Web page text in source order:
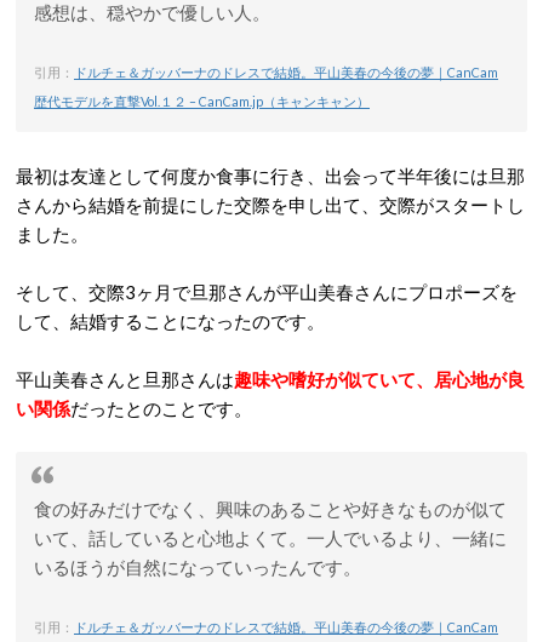
感想は、穏やかで優しい人。
引用：
ドルチェ＆ガッバーナのドレスで結婚。平山美春の今後の夢｜CanCam
歴代モデルを直撃Vol.１２ – CanCam.jp（キャンキャン）
最初は友達として何度か食事に行き、出会って半年後には旦那
さんから結婚を前提にした交際を申し出て、交際がスタートし
ました。
そして、交際3ヶ月で旦那さんが平山美春さんにプロポーズを
して、結婚することになったのです。
平山美春さんと旦那さんは趣味や嗜好が似ていて、居心地が良
い関係だったとのことです。
食の好みだけでなく、興味のあることや好きなものが似て
いて、話していると心地よくて。一人でいるより、一緒に
いるほうが自然になっていったんです。
引用：
ドルチェ＆ガッバーナのドレスで結婚。平山美春の今後の夢｜CanCam